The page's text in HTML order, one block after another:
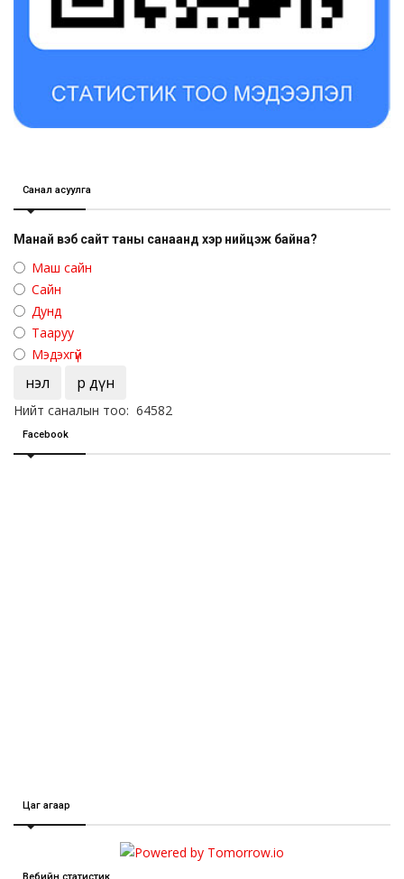
Санал асуулга
Манай вэб сайт таны санаанд хэр нийцэж байна?
Маш сайн
Сайн
Дунд
Тааруу
Мэдэхгүй
Үнэл Үр дүн
Нийт саналын тоо: 64582
Facebook
Цаг агаар